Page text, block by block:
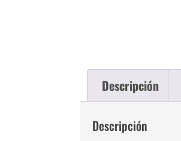
Descripción
Descripción